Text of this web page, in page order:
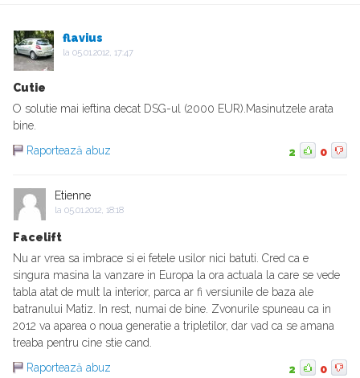
flavius
la 05.01.2012, 17:47
Cutie
O solutie mai ieftina decat DSG-ul (2000 EUR).Masinutzele arata
bine.
Raportează abuz
2 0
Etienne
la 05.01.2012, 18:18
Facelift
Nu ar vrea sa imbrace si ei fetele usilor nici batuti. Cred ca e
singura masina la vanzare in Europa la ora actuala la care se vede
tabla atat de mult la interior, parca ar fi versiunile de baza ale
batranului Matiz. In rest, numai de bine. Zvonurile spuneau ca in
2012 va aparea o noua generatie a tripletilor, dar vad ca se amana
treaba pentru cine stie cand.
Raportează abuz
2 0